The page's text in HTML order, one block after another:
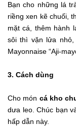
Bạn cho những lá
riềng xen kẽ chuối,
mặt cá, thêm hành
sôi thì vặn lửa
Mayonnaise “Aji-
3. Cách dùng
Cho món cá kho
dưa leo. Chúc bạn
hấp dẫn này.